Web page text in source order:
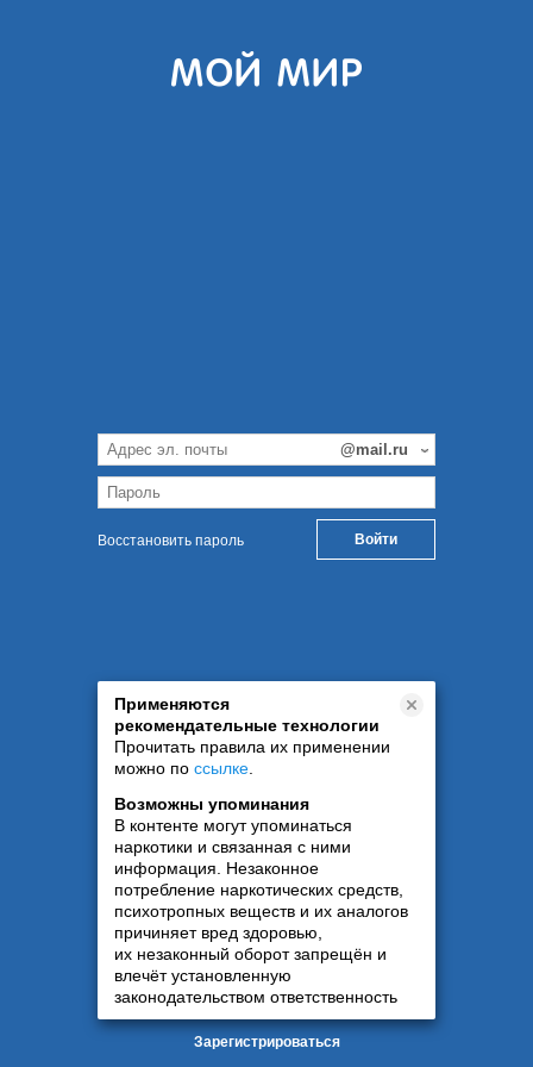
Восстановить пароль
Применяются
рекомендательные технологии
Прочитать правила их применении
можно по ссылке
Возможны упоминания
В контенте могут упоминаться
наркотики и связанная с ними
информация. Незаконное
потребление наркотических средств,
психотропных веществ и их аналогов
причиняет вред здоровью,
их незаконный оборот запрещён и
влечёт установленную
законодательством ответственность
Зарегистрироваться